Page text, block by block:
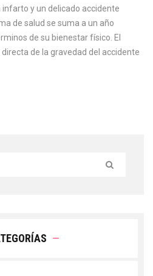
infarto y un delicado accidente
de salud se suma a un año
de su bienestar físico. El
de la gravedad del accidente